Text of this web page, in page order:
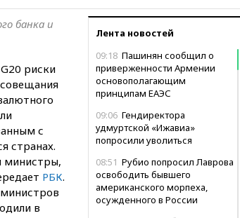
Лента новостей
09:18 Пашинян сообщил о
приверженности Армении
основополагающим
принципам ЕАЭС
09:06 Гендиректора
удмуртской «Ижавиа»
попросили уволиться
08:51 Рубио попросил Лаврова
освободить бывшего
американского морпеха,
осужденного в России
банка и
риски
с
странах.
министры,
РБК.
в